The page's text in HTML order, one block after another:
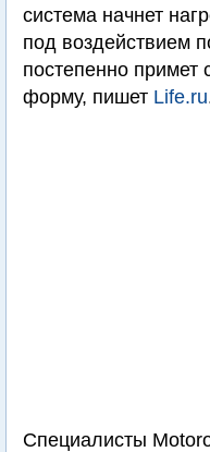
система начнет
под воздействием
постепенно
форму, пишет Life.ru
Специалисты